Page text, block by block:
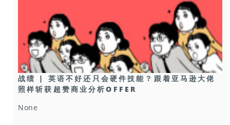
战绩 | 英语不好还只会硬件技能？跟着亚马逊大佬
照样斩获超赞商业分析OFFER
None